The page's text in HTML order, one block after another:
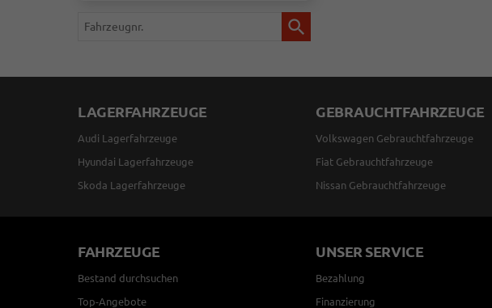
Fahrzeugnr.
LAGERFAHRZEUGE
Audi Lagerfahrzeuge
Hyundai Lagerfahrzeuge
Skoda Lagerfahrzeuge
GEBRAUCHTFAHRZEUGE
Volkswagen Gebrauchtfahrzeuge
Fiat Gebrauchtfahrzeuge
Nissan Gebrauchtfahrzeuge
FAHRZEUGE
Bestand durchsuchen
Top-Angebote
UNSER SERVICE
Bezahlung
Finanzierung